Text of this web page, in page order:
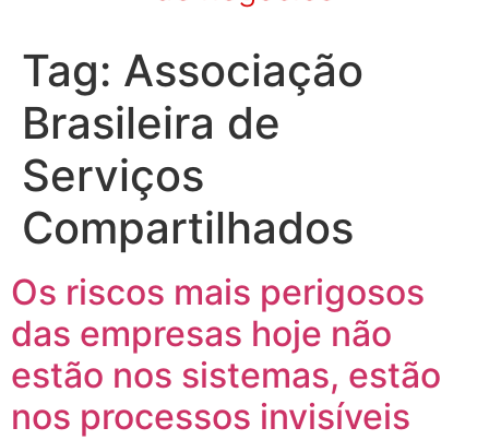
Tag: Associação
Brasileira de
Serviços
Compartilhados
Os riscos mais perigosos
das empresas hoje não
estão nos sistemas, estão
nos processos invisíveis